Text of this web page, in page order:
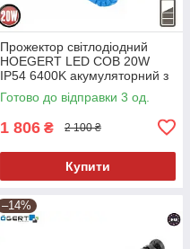
Прожектор світлодіодний
HOEGERT LED COB 20W
IP54 6400K акумуляторний з
функцією Power Bank
Готово до відправки 3 од.
1 806 ₴ 2 100 ₴
Купити
–14%